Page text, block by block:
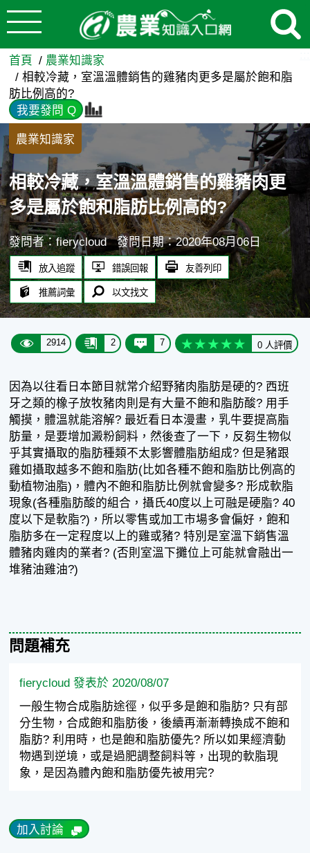
跳到主要內容
相較冷藏，室溫溫體銷售的
首頁
農業知識家
相較冷藏，室溫溫體銷售的雞豬肉更多是屬於飽和脂
肪比例高的?
我要發問 Q
農業知識家
相較冷藏，室溫溫體銷售的雞豬肉更
多是屬於飽和脂肪比例高的?
發問者：fierycloud 發問日期：2020年08月06日
放入追蹤 錯誤回報 友善列印
推薦詞彙 以文找文
2914 2 7 0 人評價
因為以往看日本節目就常介紹野豬肉脂肪是硬的? 西班
牙之類的橡子放牧豬肉則是有大量不飽和脂肪酸? 用手
觸摸，體溫就能溶解? 最近看日本漫畫，乳牛要提高脂
肪量，是要增加澱粉飼料，然後查了一下，反芻生物似
乎其實攝取的脂肪種類不太影響體脂肪組成? 但是豬跟
雞如攝取越多不飽和脂肪(比如各種不飽和脂肪比例高的
動植物油脂)，體內不飽和脂肪比例就會變多? 形成軟脂
現象(各種脂肪酸的組合，攝氏40度以上可融是硬脂? 40
度以下是軟脂?)，所以零售或加工市場多會偏好，飽和
脂肪多在一定程度以上的雞或豬? 特別是室溫下銷售溫
體豬肉雞肉的業者? (否則室溫下攤位上可能就會融出一
堆豬油雞油?)
問題補充
fierycloud 發表於 2020/08/07
一般生物合成脂肪途徑，似乎多是飽和脂肪? 只有部
分生物，合成飽和脂肪後，後續再漸漸轉換成不飽和
脂肪? 利用時，也是飽和脂肪優先? 所以如果經濟動
物遇到逆境，或是過肥調整飼料等，出現的軟脂現
象，是因為體內飽和脂肪優先被用完?
加入討論